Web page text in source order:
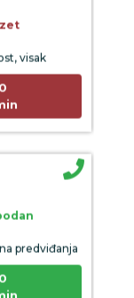
visak
predviđanja